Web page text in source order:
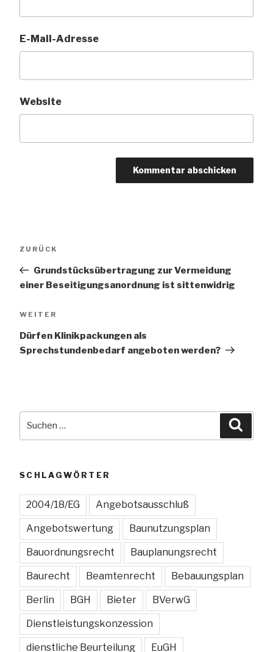
E-Mail-Adresse
Website
Vorheriger
ZURÜCK
Grundstücksübertragung zur Vermeidung
einer Beseitigungsanordnung ist sittenwidrig
Nächster
WEITER
Dürfen Klinikpackungen als
Sprechstundenbedarf angeboten werden?
nach:
SCHLAGWÖRTER
2004/18/EG Angebotsausschluß
Angebotswertung Baunutzungsplan
Bauordnungsrecht Bauplanungsrecht
Baurecht Beamtenrecht Bebauungsplan
Berlin BGH Bieter BVerwG
Dienstleistungskonzession
dienstliche Beurteilung EuGH